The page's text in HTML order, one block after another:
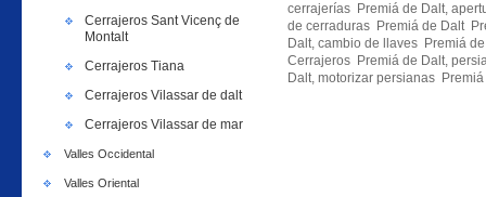
Cerrajeros Sant Vicenç de
Montalt
Cerrajeros Tiana
Cerrajeros Vilassar de dalt
Cerrajeros Vilassar de mar
Valles Occidental
Valles Oriental
cerrajerías Premiá de Dalt,
de cerraduras Premiá de Dalt
Dalt, cambio de llaves Premiá
Cerrajeros Premiá de Dalt,
Dalt, motorizar persianas